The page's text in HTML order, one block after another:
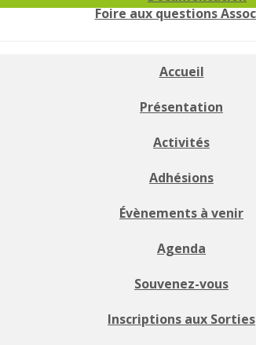
Foire aux questions
Accueil
Présentation
Activités
Adhésions
Évènements à venir
Agenda
Souvenez-vous
Inscriptions aux Sorties